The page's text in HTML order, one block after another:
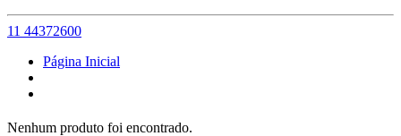
11 44372600
Página Inicial
Nenhum produto foi encontrado.